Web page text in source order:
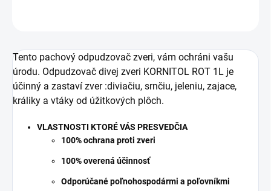
Tento pachový odpudzovač zveri, vám ochráni vašu
úrodu. Odpudzovač divej zveri KORNITOL ROT 1L je
účinný a zastaví zver :diviačiu, srnčiu, jeleniu, zajace,
králiky a vtáky od úžitkových plôch.
VLASTNOSTI KTORÉ VÁS PRESVEDČIA
100% ochrana proti zveri
100% overená účinnosť
Odporúčané poľnohospodármi a poľovníkmi